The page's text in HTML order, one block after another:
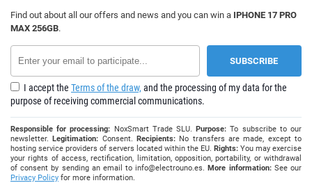
Find out about all our offers and news and you can win a IPHONE 17 PRO
MAX 256GB.
I accept the Terms of the draw, and the processing of my data for the
purpose of receiving commercial communications.
Responsible for processing: NoxSmart Trade SLU.Purpose: To subscribe to our
newsletter.Legitimation: Consent.Recipients: No transfers are made, except to
hosting service providers of servers located within the EU. Rights: You may exercise
your rights of access, rectification, limitation, opposition, portability, or withdrawal
of consent by sending an email toinfo@electrouno.es.More information:See our
Privacy Policy for more information.